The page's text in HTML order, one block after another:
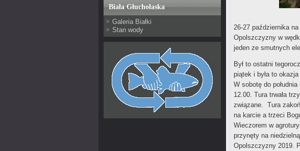
Biała Głuchołaska
Galeria Białki
Stan wody
26-27 października
Opolszczyzny w
jeden ze smutnych
Był to ostatni
piątek i była to
W sobotę do
12.00. Tura trwała
związane. Tura
na karcie a trzeci
Wieczorem w
przynęty na
Opolszczyzny 2019.